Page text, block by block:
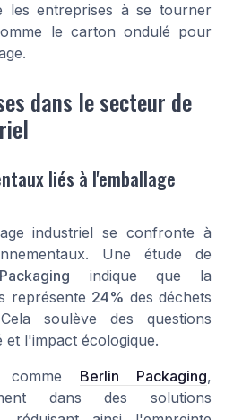
les entreprises à se tourner
le carton ondulé pour
dans le secteur de
liés à l'emballage
industriel se confronte à
Une étude de
indique que la
représente 24% des déchets
soulève des questions
et l'impact écologique.
comme Berlin Packaging,
dans des solutions